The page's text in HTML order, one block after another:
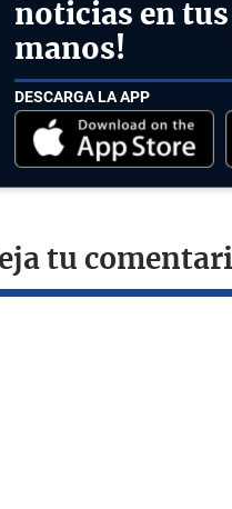
noticias en
manos!
DESCARGA LA APP
tu